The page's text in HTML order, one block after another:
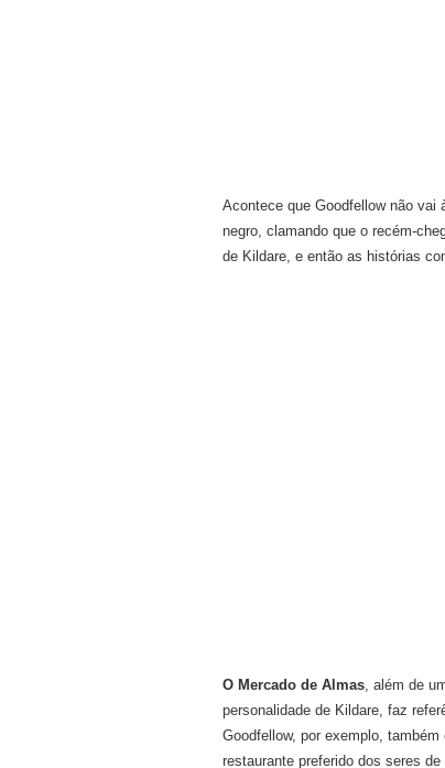
Acontece que Goodfellow não
negro, clamando que o recém-
de Kildare, e então as histórias
O Mercado de Almas, além de
personalidade de Kildare, faz
Goodfellow, por exemplo,
restaurante preferido dos seres